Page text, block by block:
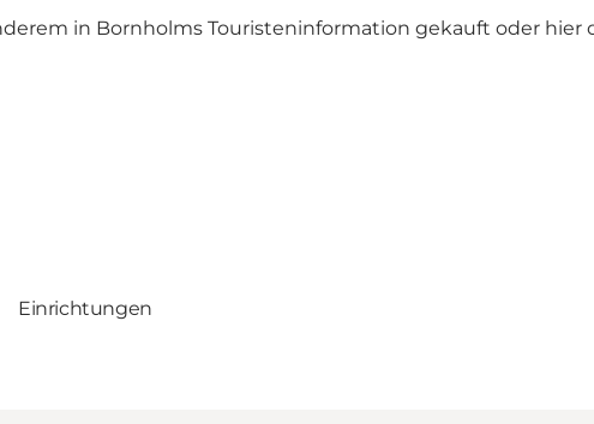
in Bornholms Touristeninformation gekauft oder hier
Einrichtungen